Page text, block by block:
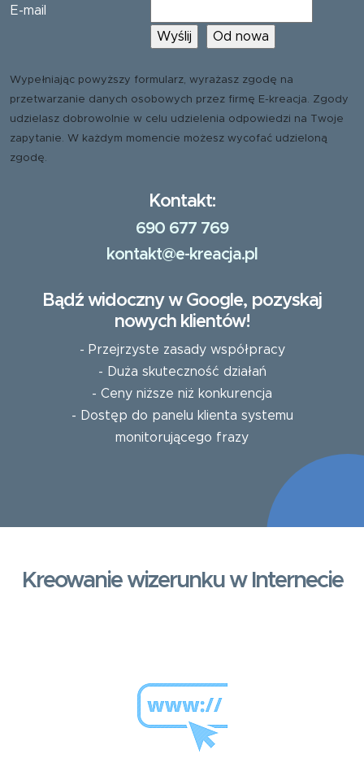
E-mail
Wypełniając powyższy formularz, wyrażasz zgodę na
przetwarzanie danych osobowych przez firmę E-kreacja. Zgody
udzielasz dobrowolnie w celu udzielenia odpowiedzi na Twoje
zapytanie. W każdym momencie możesz wycofać udzieloną
zgodę.
Kontakt:
690 677 769
kontakt@e-kreacja.pl
Bądź widoczny w Google, pozyskaj
nowych klientów!
- Przejrzyste zasady współpracy
- Duża skuteczność działań
- Ceny niższe niż konkurencja
- Dostęp do panelu klienta systemu
monitorującego frazy
Kreowanie wizerunku w Internecie